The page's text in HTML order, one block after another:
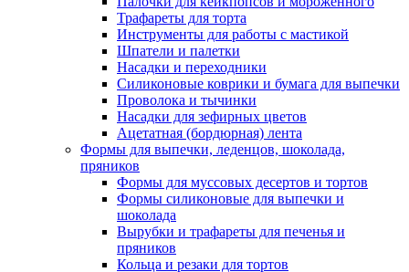
Трафареты для торта
Инструменты для работы с мастикой
Шпатели и палетки
Насадки и переходники
Силиконовые коврики и бумага для выпечки
Проволока и тычинки
Насадки для зефирных цветов
Ацетатная (бордюрная) лента
Формы для выпечки, леденцов, шоколада,
пряников
Формы для муссовых десертов и тортов
Формы силиконовые для выпечки и
шоколада
Вырубки и трафареты для печенья и
пряников
Кольца и резаки для тортов